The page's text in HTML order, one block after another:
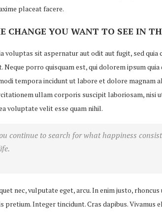
placeat facere.
CHANGE YOU WANT TO SEE IN
voluptas sit aspernatur aut odit aut fugit, sed quia
Neque porro quisquam est, qui dolorem ipsum
tempora incidunt ut labore et dolore magnam
ullam corporis suscipit laboriosam, nisi
voluptate velit esse quam nihil.
continue to search for what happiness
nec, vulputate eget, arcu. In enim justo,
Integer tincidunt. Cras dapibus. Vivamus